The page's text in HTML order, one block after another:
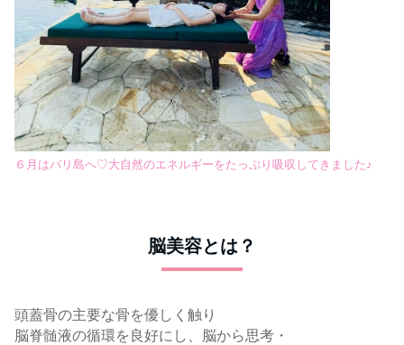
６月はバリ島へ♡大自然のエネルギーをたっぷり吸収してきました♪
脳美容とは？
頭蓋骨の主要な骨を優しく触り
脳脊髄液の循環を良好にし、脳から思考・